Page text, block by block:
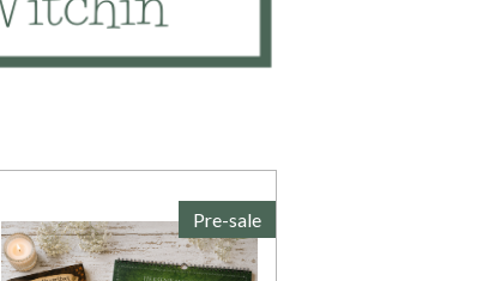
Pre-sale